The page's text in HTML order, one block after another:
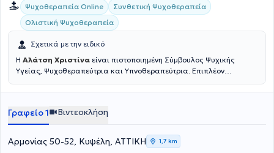
Ψυχοθεραπεία Online
Συνθετική Ψυχοθεραπεία
Ολιστική Ψυχοθεραπεία
Σχετικά με την ειδικό
Η Αλάτση Χριστίνα είναι πιστοποιημένη Σύμβουλος Ψυχικής
Υγείας, Ψυχοθεραπεύτρια και Υπνοθεραπεύτρια. Επιπλέον
Συνθετική Ψυχοθεραπεία, αποτελούν μιαολιστική προσέγγισηγια
σπουδές της στην Συνθετική Συμβουλευτική και Ψυχολογία καθώς
και Κλινική Ύπνωση - Υπνοθεραπεία στο ΟΛΟΝ Education - ΚΔΒΜ1,
Ινστιτούτο Ακαδημαϊκών και Επαγγελματικών Σπουδών.
Κατέχει Post-Graduate Diploma in Integrative Psychotherapy από το
Γραφείο 1 Βιντεοκλήση
Αρμονίας 50-52, Κυψέλη, ΑΤΤΙΚΗ 1,7 km